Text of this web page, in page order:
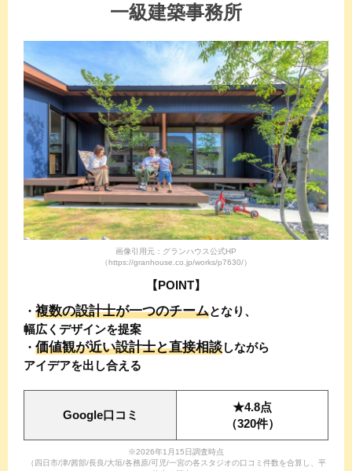
一級建築事務所
画像引用元：グランハウス公式HP
（https://granhouse.co.jp/works/p7630/）
【POINT】
・ 複数の設計士が一つのチームとなり、
幅広くデザインを提案
・ 価値観が近い設計士と直接相談しながら
アイデアを出し合える
Google口コミ
★4.8点
（320件）
※2026年1月15日調査時点
（四日市/津/茜部/長良/大垣/各務原/可児/一宮の各スタジオの口コミ件数を合算し、平